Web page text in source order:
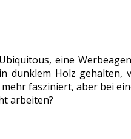
eine
dunklem Holz
fasziniert, aber bei
arbeiten?